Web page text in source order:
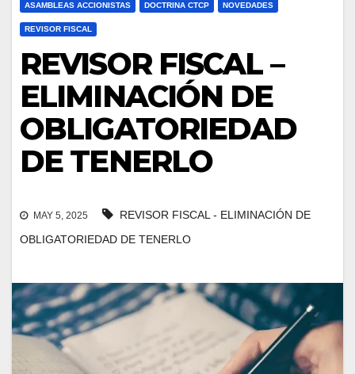
ASAMBLEAS ACCIONISTAS DOCTRINA CTCP NOVEDADES
REVISOR FISCAL
REVISOR FISCAL –
ELIMINACIÓN DE
OBLIGATORIEDAD
DE TENERLO
MAY 5, 2025
REVISOR FISCAL - ELIMINACIÓN DE
OBLIGATORIEDAD DE TENERLO